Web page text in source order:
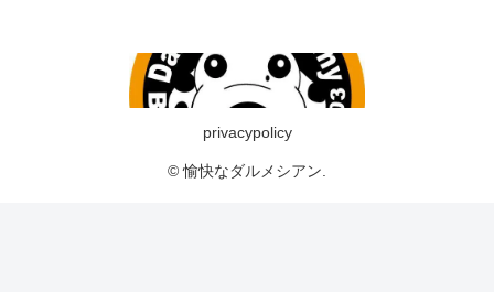
privacypolicy
© 愉快なダルメシアン.